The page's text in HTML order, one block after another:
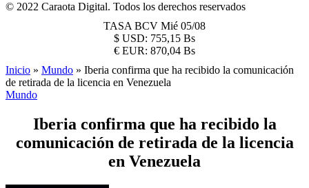
© 2022 Caraota Digital. Todos los derechos reservados
TASA BCV Mié 05/08
$ USD: 755,15 Bs
€ EUR: 870,04 Bs
Inicio » Mundo » Iberia confirma que ha recibido la comunicación
de retirada de la licencia en Venezuela
Mundo
Iberia confirma que ha recibido la
comunicación de retirada de la licencia
en Venezuela